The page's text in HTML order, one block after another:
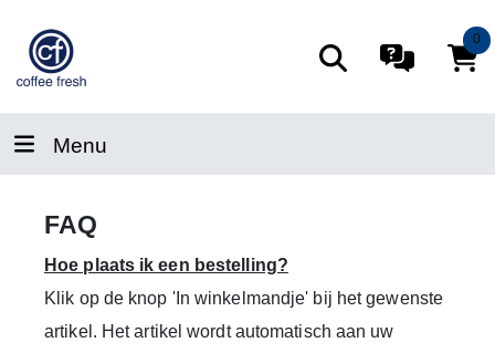
0
Menu
FAQ
Hoe plaats ik een bestelling?
Klik op de knop 'In winkelmandje' bij het gewenste
artikel. Het artikel wordt automatisch aan uw